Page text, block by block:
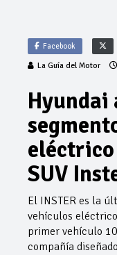
Facebook
La Guía del Motor
Hyundai
eléctrico
SUV
El INSTER es la
vehículos
primer vehículo
compañía